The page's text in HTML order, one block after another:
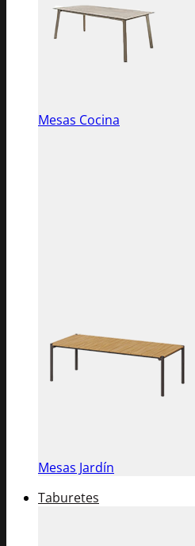
Mesas Cocina
Mesas Jardín
Taburetes